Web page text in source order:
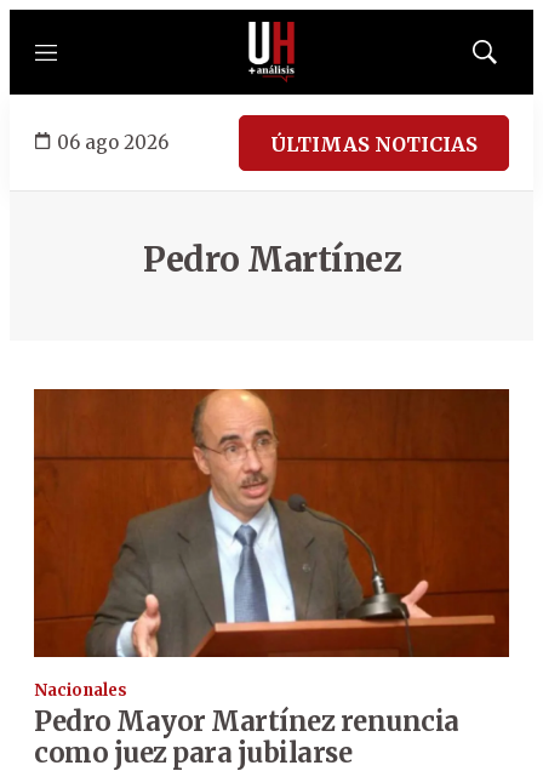
Menú
Mostrar
06 ago 2026 ÚLTIMAS NOTICIAS
Pedro Martínez
Nacionales
Pedro Mayor Martínez renuncia
como juez para jubilarse